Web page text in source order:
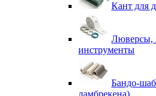
Кант для
Люверсы,
инструменты
Бандо-
ламбрекена)